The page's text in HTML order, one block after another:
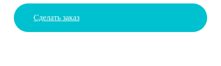
Сделать заказ